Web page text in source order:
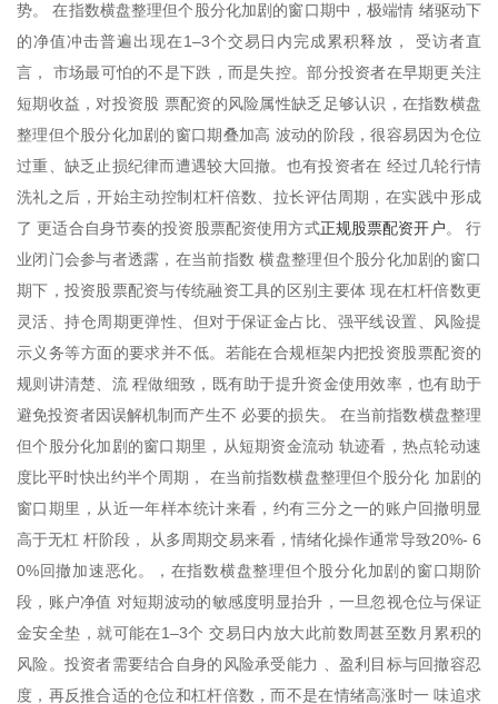
势。 在指数横盘整理但个股分化加剧的窗口期中，极端情 绪驱动下
的净值冲击普遍出现在1–3个交易日内完成累积释放， 受访者直
言， 市场最可怕的不是下跌，而是失控。部分投资者在早期更关注
短期收益，对投资股 票配资的风险属性缺乏足够认识，在指数横盘
整理但个股分化加剧的窗口期叠加高 波动的阶段，很容易因为仓位
过重、缺乏止损纪律而遭遇较大回撤。也有投资者在 经过几轮行情
洗礼之后，开始主动控制杠杆倍数、拉长评估周期，在实践中形成
了 更适合自身节奏的投资股票配资使用方式正规股票配资开户。 行
业闭门会参与者透露，在当前指数 横盘整理但个股分化加剧的窗口
期下，投资股票配资与传统融资工具的区别主要体 现在杠杆倍数更
灵活、持仓周期更弹性、但对于保证金占比、强平线设置、风险提
示义务等方面的要求并不低。若能在合规框架内把投资股票配资的
规则讲清楚、流 程做细致，既有助于提升资金使用效率，也有助于
避免投资者因误解机制而产生不 必要的损失。 在当前指数横盘整理
但个股分化加剧的窗口期里，从短期资金流动 轨迹看，热点轮动速
度比平时快出约半个周期， 在当前指数横盘整理但个股分化 加剧的
窗口期里，从近一年样本统计来看，约有三分之一的账户回撤明显
高于无杠 杆阶段， 从多周期交易来看，情绪化操作通常导致20%- 6
0%回撤加速恶化。，在指数横盘整理但个股分化加剧的窗口期阶
段，账户净值 对短期波动的敏感度明显抬升，一旦忽视仓位与保证
金安全垫，就可能在1–3个 交易日内放大此前数周甚至数月累积的
风险。投资者需要结合自身的风险承受能力 、盈利目标与回撤容忍
度，再反推合适的仓位和杠杆倍数，而不是在情绪高涨时一 味追求